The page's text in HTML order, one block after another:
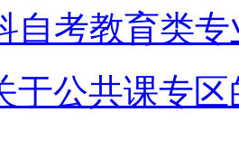
自考教育类
于公共课专区